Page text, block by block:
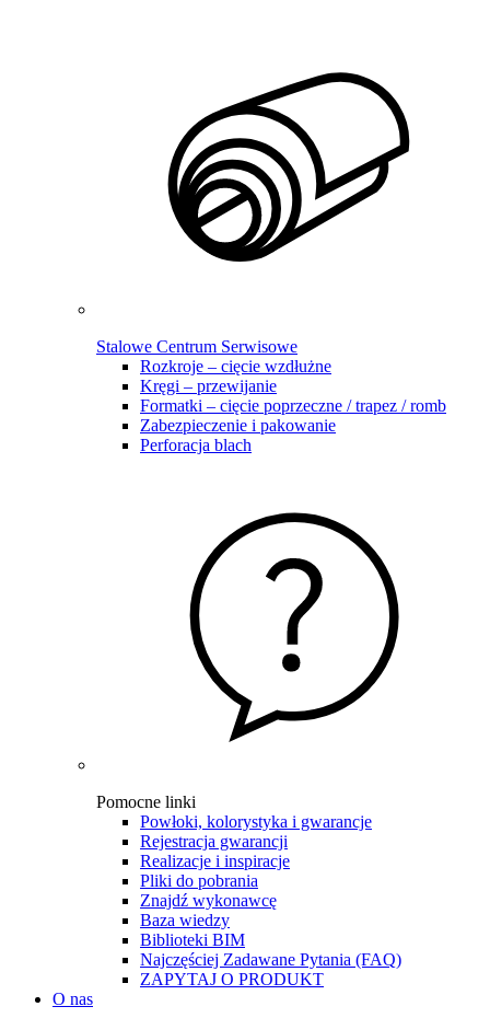
Stalowe Centrum Serwisowe
Rozkroje – cięcie wzdłużne
Kręgi – przewijanie
Formatki – cięcie poprzeczne / trapez / romb
Zabezpieczenie i pakowanie
Perforacja blach
Pomocne linki
Powłoki, kolorystyka i gwarancje
Rejestracja gwarancji
Realizacje i inspiracje
Pliki do pobrania
Znajdź wykonawcę
Baza wiedzy
Biblioteki BIM
Najczęściej Zadawane Pytania (FAQ)
ZAPYTAJ O PRODUKT
O nas